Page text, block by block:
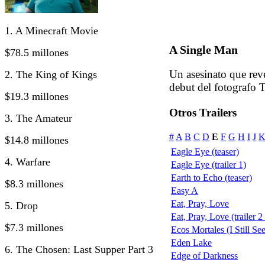
1. A Minecraft Movie
$78.5 millones
2. The King of Kings
$19.3 millones
3. The Amateur
$14.8 millones
4. Warfare
$8.3 millones
5. Drop
$7.3 millones
6. The Chosen: Last Supper Part 3
A Single Man
Un asesinato que
debut del fotografo
Otros Trailers
# A B C D E F G H I J K
Eagle Eye (teaser)
Eagle Eye (trailer 1)
Earth to Echo (teaser)
Easy A
Eat, Pray, Love
Eat, Pray, Love (trailer
Ecos Mortales (I Still
Eden Lake
Edge of Darkness